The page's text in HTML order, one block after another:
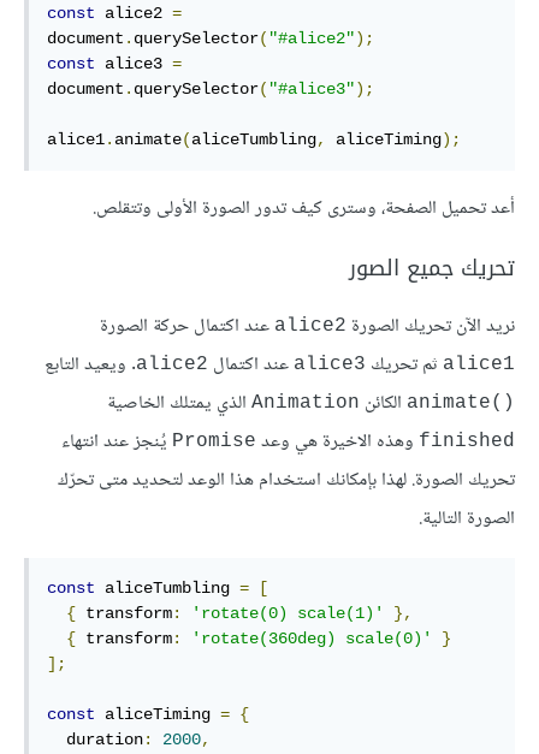
const alice2 =
document . querySelector( "#alice2");
const alice3 =
document . querySelector( "#alice3");
alice1. animate(aliceTumbling, aliceTiming);
أعد تحميل الصفحة، وسترى كيف تدور الصورة اﻷولى وتتقلص.
تحريك جميع الصور
نريد الآن تحريك الصورة alice2 عند اكتمال حركة الصورة
alice1 ثم تحريك alice3 عند اكتمال alice2. ويعيد التابع
()animate الكائن Animation الذي يمتلك الخاصية
finished وهذه الاخيرة هي وعد Promise يُنجز عند انتهاء
تحريك الصورة. لهذا بإمكانك استخدام هذا الوعد لتحديد متى تحرّك
الصورة التالية.
const aliceTumbling =
[
{ transform: 'rotate(0) scale(1)'
},
{ transform: 'rotate(360deg) scale(0)'
}
];
const aliceTiming = {
  duration
: 2000,